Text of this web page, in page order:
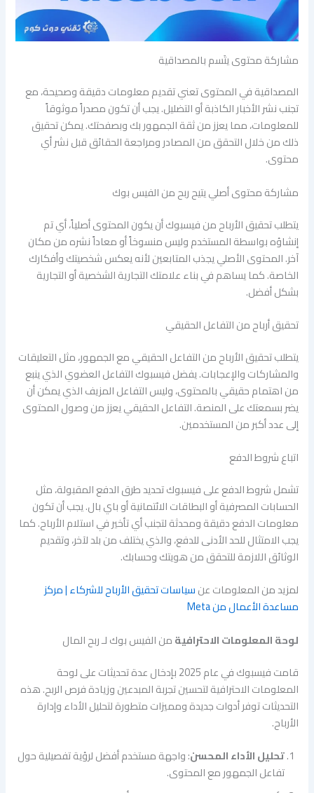
مشاركة محتوى يتَسم بالمصداقية
المصداقية في المحتوى تعني تقديم معلومات دقيقة وصحيحة، مع
تجنب نشر الأخبار الكاذبة أو التضليل. يجب أن تكون مصدراً موثوقاً
للمعلومات، مما يعزز من ثقة الجمهور بك وبصفحتك. يمكن تحقيق
ذلك من خلال التحقق من المصادر ومراجعة الحقائق قبل نشر أي
محتوى.
مشاركة محتوى أصلي يتيح ربح من الفيس بوك
يتطلب تحقيق الأرباح من فيسبوك أن يكون المحتوى أصلياً، أي تم
إنشاؤه بواسطة المستخدم وليس منسوخاً أو معاداً نشره من مكان
آخر. المحتوى الأصلي يجذب المتابعين لأنه يعكس شخصيتك وأفكارك
الخاصة. كما يساهم في بناء علامتك التجارية الشخصية أو التجارية
بشكل أفضل.
تحقيق أرباح من التفاعل الحقيقي
يتطلب تحقيق الأرباح من التفاعل الحقيقي مع الجمهور، مثل التعليقات
والمشاركات والإعجابات. يفضل فيسبوك التفاعل العضوي الذي ينبع
من اهتمام حقيقي بالمحتوى، وليس التفاعل المزيف الذي يمكن أن
يضر بسمعتك على المنصة. التفاعل الحقيقي يعزز من وصول المحتوى
إلى عدد أكبر من المستخدمين.
اتباع شروط الدفع
تشمل شروط الدفع على فيسبوك تحديد طرق الدفع المقبولة، مثل
الحسابات المصرفية أو البطاقات الائتمانية أو باي بال. يجب أن تكون
معلومات الدفع دقيقة ومحدثة لتجنب أي تأخير في استلام الأرباح. كما
يجب الامتثال للحد الأدنى للدفع، والذي يختلف من بلد لآخر، وتقديم
الوثائق اللازمة للتحقق من هويتك وحسابك.
لمزيد من المعلومات عنسياسات تحقيق الأرباح للشركاء | مركز
مساعدة الأعمال من Meta
لوحة المعلومات الاحترافيةمن الفيس بوك لـ ربح المال
قامت فيسبوك في عام 2025 بإدخال عدة تحديثات على لوحة
المعلومات الاحترافية لتحسين تجربة المبدعين وزيادة فرص الربح. هذه
التحديثات توفر أدوات جديدة ومميزات متطورة لتحليل الأداء وإدارة
الأرباح.
تحليل الأداء المحسن: واجهة مستخدم أفضل لرؤية تفصيلية حول
تفاعل الجمهور مع المحتوى.